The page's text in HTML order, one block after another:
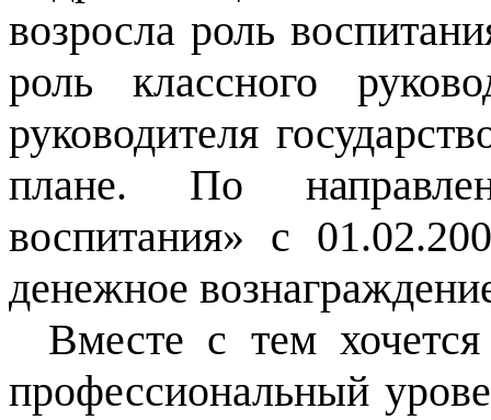
возросла роль
роль классного
руководителя
плане. По
воспитания» с
денежное
Вместе с тем
профессиональный